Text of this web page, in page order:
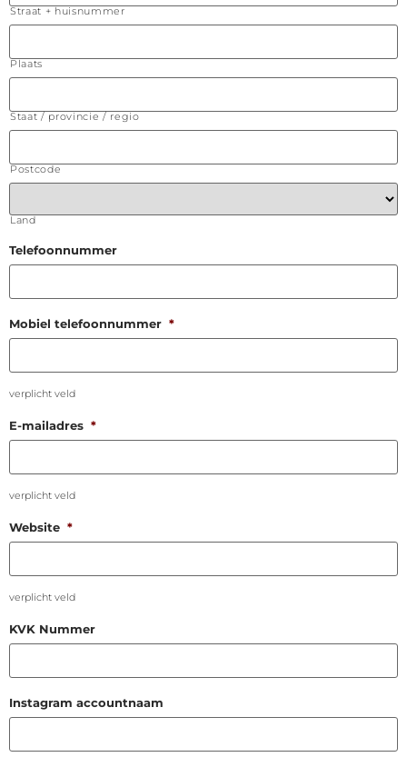
Straat + huisnummer
Plaats
Staat / provincie / regio
Postcode
Land
Telefoonnummer
Mobiel telefoonnummer *
verplicht veld
E-mailadres *
verplicht veld
Website *
verplicht veld
KVK Nummer
Instagram accountnaam